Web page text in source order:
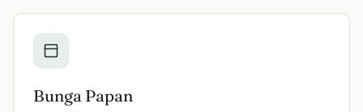
Bunga Papan